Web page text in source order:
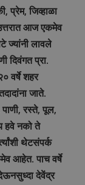
प्रेम, जिव्हाळा
उत्तरात आज एकमेव
ज्यांनी लावले
दिवंगत प्रा.
वर्षे शहर
जाते.
पाणी, रस्ते, पूल,
हवे नको ते
थेटसंपर्क
आहेत. पाच वर्षे
देऊनसुध्दा देवेंद्र